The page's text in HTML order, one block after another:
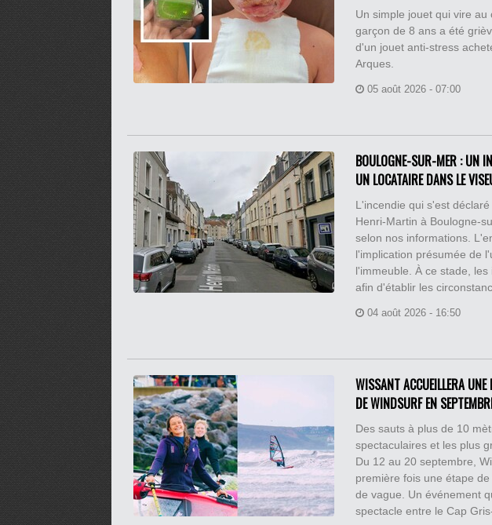
Un simple jouet qui vire au
garçon de 8 ans a été
d'un jouet anti-stress
Arques.
05 août 2026 - 07:00
BOULOGNE-SUR-MER : UN
UN LOCATAIRE DANS LE
L'incendie qui s'est
Henri-Martin à Boulogne-
selon nos informations.
l'implication présumée de
l'immeuble. À ce stade,
afin d'établir les
04 août 2026 - 16:50
WISSANT ACCUEILLERA
DE WINDSURF EN
Des sauts à plus de 10
spectaculaires et les plus
Du 12 au 20 septembre,
première fois une étape
de vague. Un événement
spectacle entre le Cap